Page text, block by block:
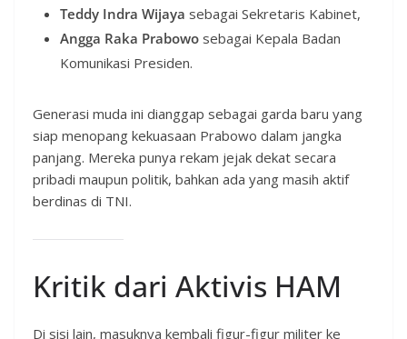
Teddy Indra Wijaya sebagai Sekretaris Kabinet,
Angga Raka Prabowo sebagai Kepala Badan
Komunikasi Presiden.
Generasi muda ini dianggap sebagai garda baru yang
siap menopang kekuasaan Prabowo dalam jangka
panjang. Mereka punya rekam jejak dekat secara
pribadi maupun politik, bahkan ada yang masih aktif
berdinas di TNI.
Kritik dari Aktivis HAM
Di sisi lain, masuknya kembali figur-figur militer ke